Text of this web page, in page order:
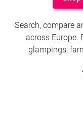
Search, compare
across Europe.
glampings,